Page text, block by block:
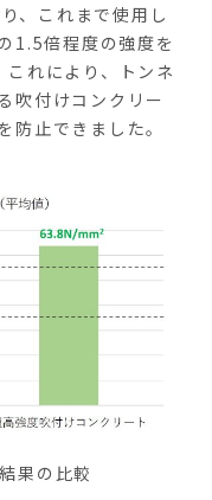
、これまで使用し
1.5倍程度の強度を
れにより、トンネ
吹付けコンクリー
防止できました。
果の比較